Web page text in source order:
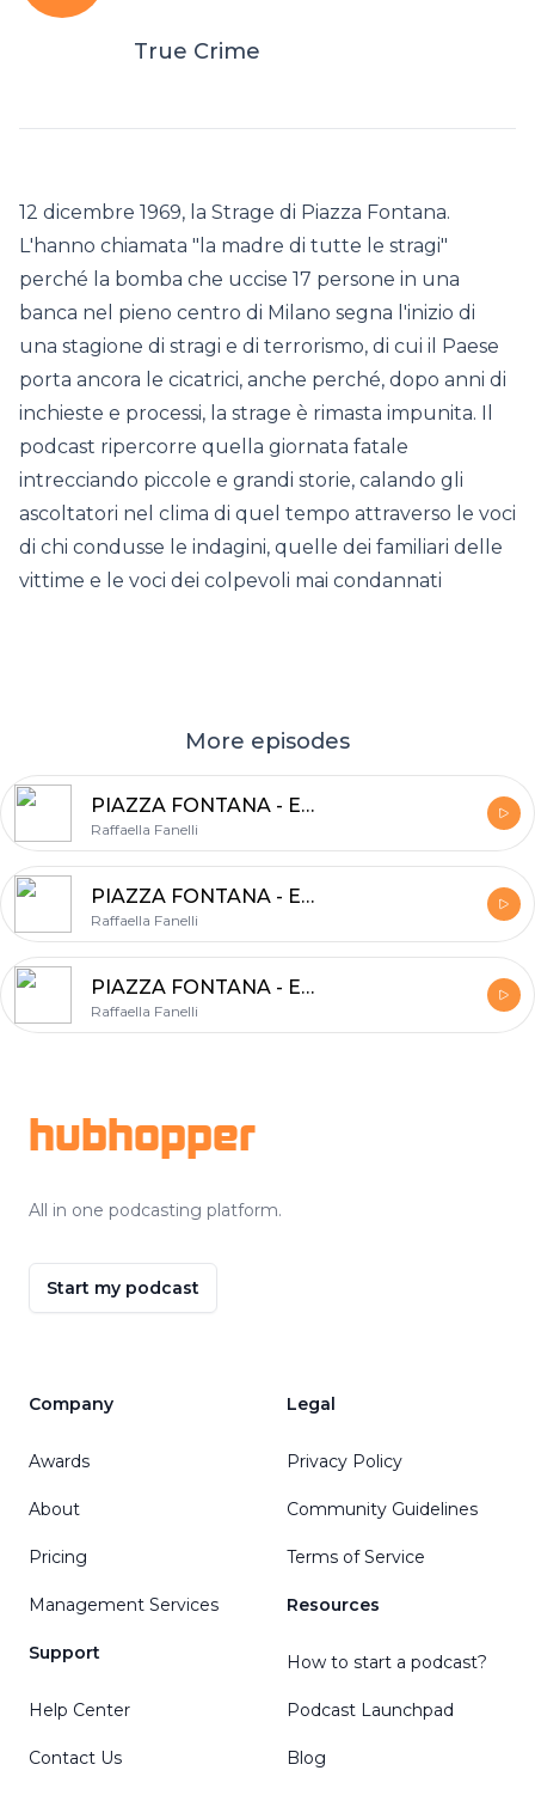
True Crime
12 dicembre 1969, la Strage di Piazza Fontana.
L'hanno chiamata "la madre di tutte le stragi"
perché la bomba che uccise 17 persone in una
banca nel pieno centro di Milano segna l'inizio di
una stagione di stragi e di terrorismo, di cui il Paese
porta ancora le cicatrici, anche perché, dopo anni di
inchieste e processi, la strage è rimasta impunita. Il
podcast ripercorre quella giornata fatale
intrecciando piccole e grandi storie, calando gli
ascoltatori nel clima di quel tempo attraverso le voci
di chi condusse le indagini, quelle dei familiari delle
vittime e le voci dei colpevoli mai condannati
More episodes
PIAZZA FONTANA - Ep. 3 - Giuseppe Pinelli
Raffaella Fanelli
PIAZZA FONTANA - Ep. 2 - Gli innocenti di Piazza Fontana
Raffaella Fanelli
PIAZZA FONTANA - Ep. 1 - Una strage senza colpevoli
Raffaella Fanelli
hubhopper
All in one podcasting platform.
Start my podcast
Company
Awards
About
Pricing
Management Services
Support
Help Center
Contact Us
Legal
Privacy Policy
Community Guidelines
Terms of Service
Resources
How to start a podcast?
Podcast Launchpad
Blog